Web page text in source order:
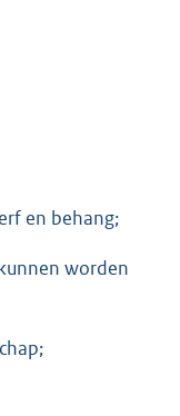
en behang;
worden